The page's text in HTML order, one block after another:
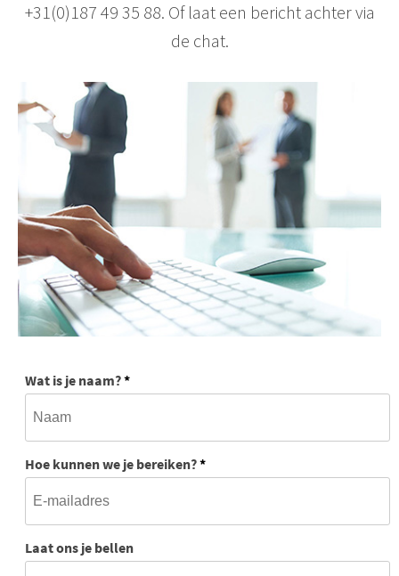
+31(0)187 49 35 88. Of laat een bericht achter via
de chat.
Wat is je naam?*
Hoe kunnen we je bereiken?*
Laat ons je bellen